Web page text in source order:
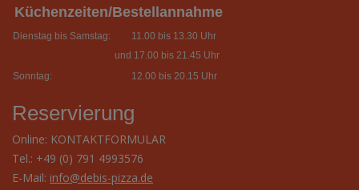
Küchenzeiten/Bestellannahme
Dienstag bis Samstag:
11.00 bis 13.30 Uhr
und 17.00 bis 21.45 Uhr
Sonntag:
12.00 bis 20.15 Uhr
Reservierung
Online: KONTAKTFORMULAR
Tel.: +49 (0) 791 4993576
E-Mail: info@debis-pizza.de